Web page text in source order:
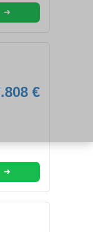
➜
€
➜